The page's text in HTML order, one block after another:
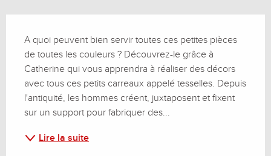
A quoi peuvent bien servir toutes ces petites pièces
de toutes les couleurs ? Découvrez-le grâce à
Catherine qui vous apprendra à réaliser des décors
avec tous ces petits carreaux appelé tesselles. Depuis
l'antiquité, les hommes créent, juxtaposent et fixent
sur un support pour fabriquer des...
Lire la suite